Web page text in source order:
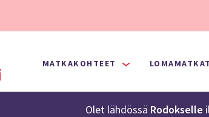
MATKAKOHTEET LOMAMATKAT
Olet lähdössä Rodokselle